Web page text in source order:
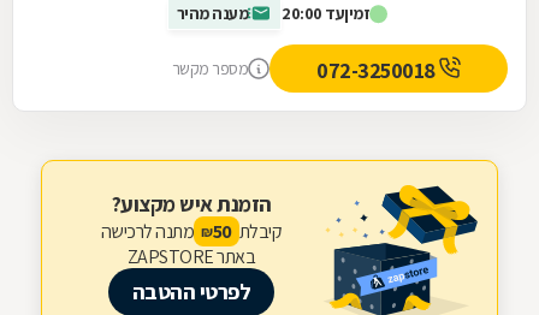
זמיןעד 20:00 מענה מהיר
072-3250018 מספר מקשר
הזמנת איש מקצוע?
קיבלת 50
₪ מתנה לרכישה
באתר ZAPSTORE
לפרטי ההטבה